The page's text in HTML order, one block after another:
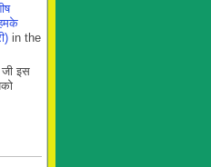
in the
इस